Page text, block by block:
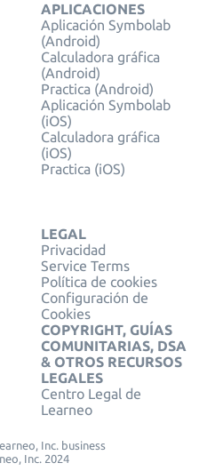
APLICACIONES
Aplicación Symbolab
(Android)
Calculadora gráfica
(Android)
Practica (Android)
Aplicación Symbolab
(iOS)
Calculadora gráfica
(iOS)
Practica (iOS)
LEGAL
Privacidad
Service Terms
Política de cookies
Configuración de
Cookies
COPYRIGHT, GUÍAS
COMUNITARIAS, DSA
& OTROS RECURSOS
LEGALES
Centro Legal de
Learneo
Inc. business
Inc. 2024